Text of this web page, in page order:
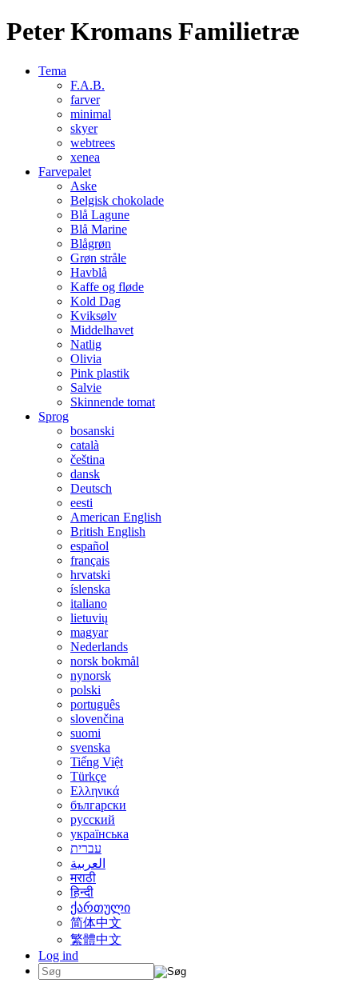
Peter Kromans Familietræ
Tema
F.A.B.
farver
minimal
skyer
webtrees
xenea
Farvepalet
Aske
Belgisk chokolade
Blå Lagune
Blå Marine
Blågrøn
Grøn stråle
Havblå
Kaffe og fløde
Kold Dag
Kviksølv
Middelhavet
Natlig
Olivia
Pink plastik
Salvie
Skinnende tomat
Sprog
bosanski
català
čeština
dansk
Deutsch
eesti
American English
British English
español
français
hrvatski
íslenska
italiano
lietuvių
magyar
Nederlands
norsk bokmål
nynorsk
polski
português
slovenčina
suomi
svenska
Tiếng Việt
Türkçe
Ελληνικά
български
русский
українська
עברית
العربية
मराठी
हिन्दी
ქართული
简体中文
繁體中文
Log ind